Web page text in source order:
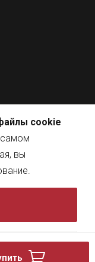
cookie
самом
вы